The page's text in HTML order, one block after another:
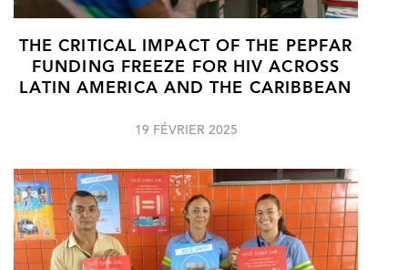
THE CRITICAL IMPACT OF THE PEPFAR
FUNDING FREEZE FOR HIV ACROSS
LATIN AMERICA AND THE CARIBBEAN
19 FÉVRIER 2025